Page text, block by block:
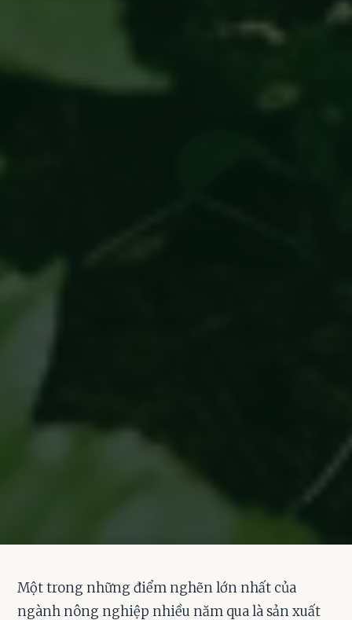
Một trong những điểm nghẽn lớn nhất của
ngành nông nghiệp nhiều năm qua là sản xuất